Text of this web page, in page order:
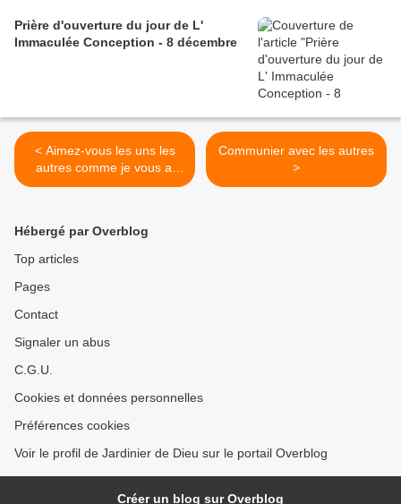
Prière d'ouverture du jour de L'
Immaculée Conception - 8 décembre
< Aimez-vous les uns les
autres comme je vous ai
aimés
Communier avec les autres
>
Hébergé par Overblog
Top articles
Pages
Contact
Signaler un abus
C.G.U.
Cookies et données personnelles
Préférences cookies
Voir le profil de Jardinier de Dieu sur le portail Overblog
Créer un blog sur Overblog